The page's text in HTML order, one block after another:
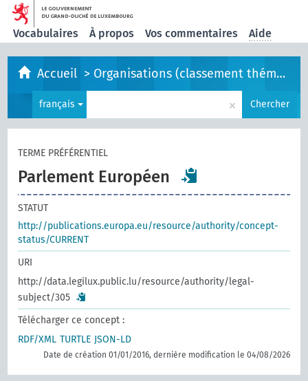
Vocabulaires À propos Vos commentaires Aide
Accueil > Organisations (classement thématique)
français × Chercher
TERME PRÉFÉRENTIEL
Parlement Européen
STATUT
http://publications.europa.eu/resource/authority/concept-
status/CURRENT
URI
http://data.legilux.public.lu/resource/authority/legal-
subject/305
Télécharger ce concept :
RDF/XML TURTLE JSON-LD
Date de création 01/01/2016, dernière modification le 04/08/2026